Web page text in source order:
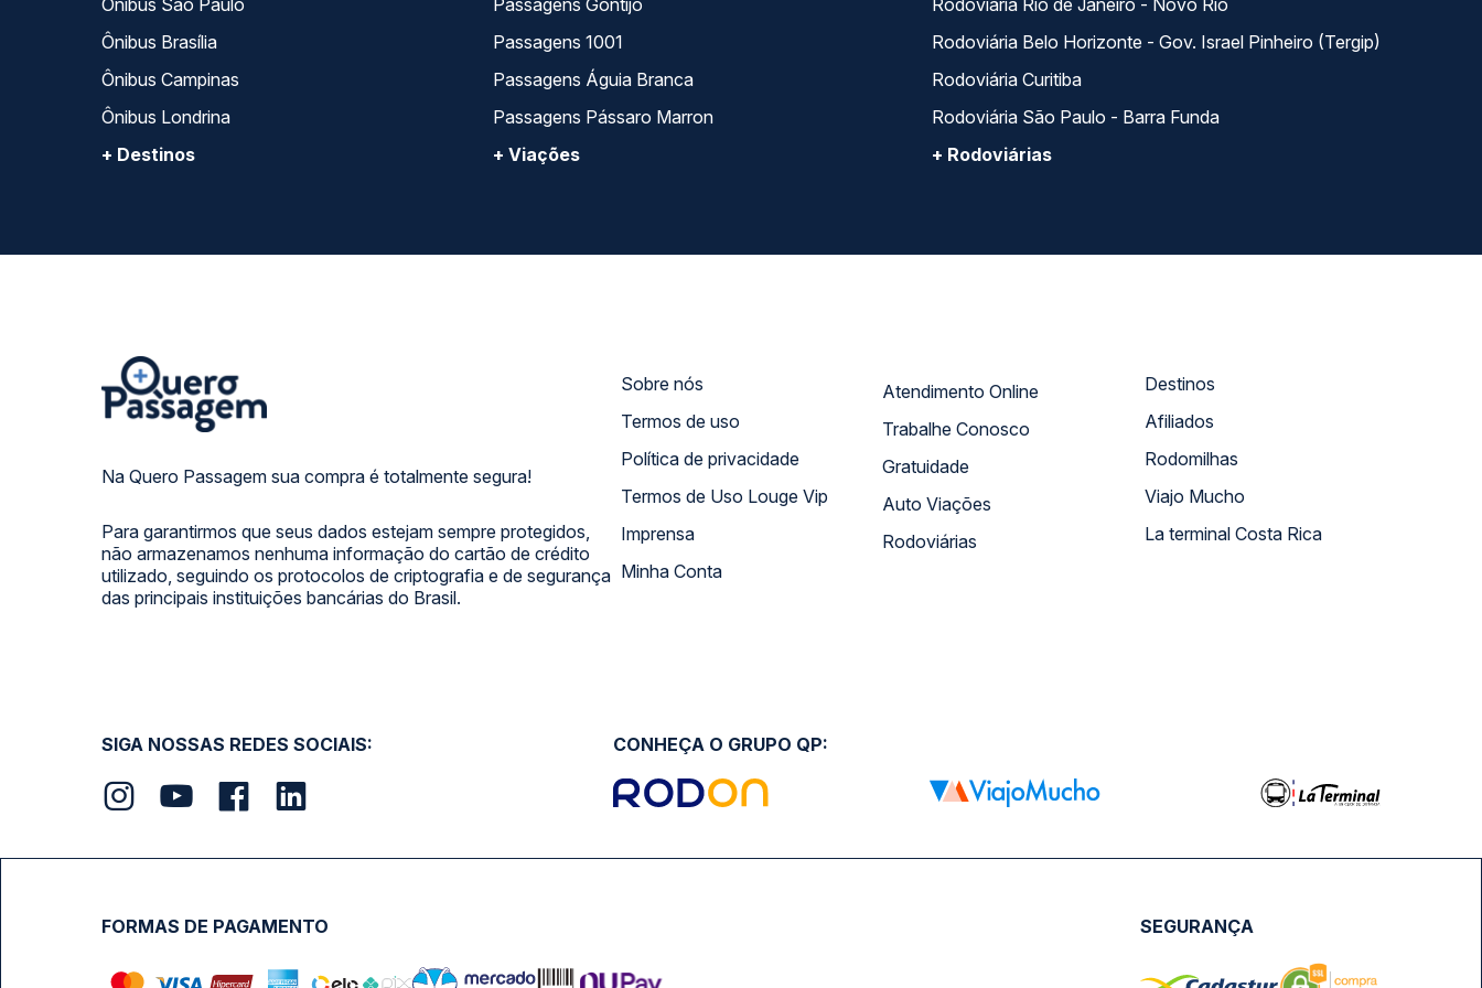
Ônibus São Paulo
Ônibus Brasília
Ônibus Campinas
Ônibus Londrina
+ Destinos
Passagens Gontijo
Passagens 1001
Passagens Águia Branca
Passagens Pássaro Marron
+ Viações
Rodoviária Rio de Janeiro - Novo Rio
Rodoviária Belo Horizonte - Gov. Israel Pinheiro (Tergip)
Rodoviária Curitiba
Rodoviária São Paulo - Barra Funda
+ Rodoviárias
Na Quero Passagem sua compra é totalmente segura!
Para garantirmos que seus dados estejam sempre protegidos,
não armazenamos nenhuma informação do cartão de crédito
utilizado, seguindo os protocolos de criptografia e de segurança
das principais instituições bancárias do Brasil.
Sobre nós
Termos de uso
Política de privacidade
Termos de Uso Louge Vip
Imprensa
Minha Conta
Atendimento Online
Trabalhe Conosco
Gratuidade
Auto Viações
Rodoviárias
Destinos
Afiliados
Rodomilhas
Viajo Mucho
La terminal Costa Rica
SIGA NOSSAS REDES SOCIAIS: CONHEÇA O GRUPO QP:
FORMAS DE PAGAMENTO SEGURANÇA